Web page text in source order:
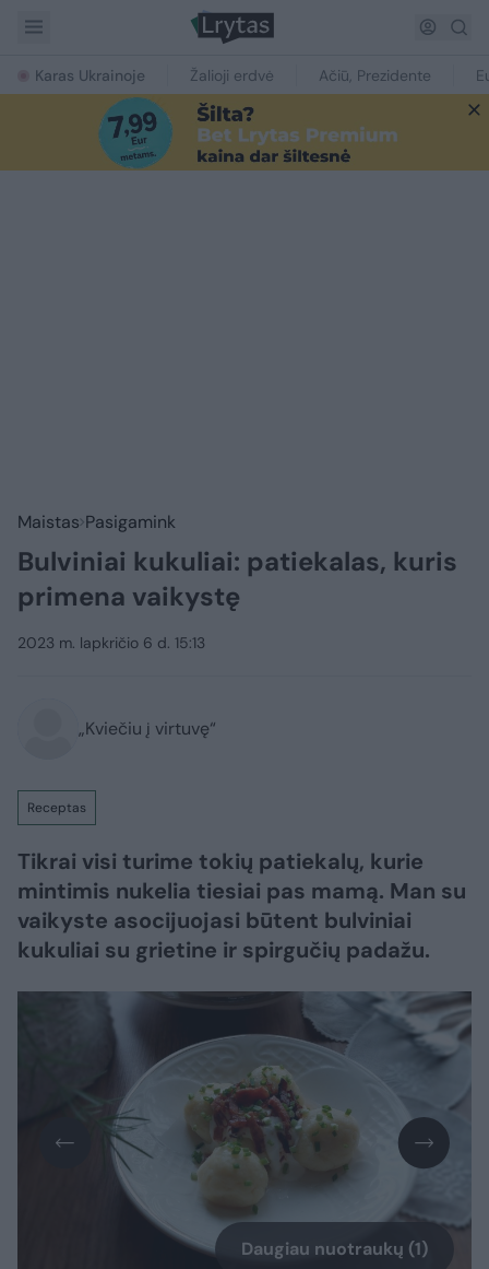
Karas Ukrainoje Žalioji erdvė Ačiū, Prezidente
Maistas Pasigamink
Bulviniai kukuliai: patiekalas, kuris
primena vaikystę
2023 m. lapkričio 6 d. 15:13
„Kviečiu į virtuvę“
Receptas
Tikrai visi turime tokių patiekalų, kurie
mintimis nukelia tiesiai pas mamą. Man su
vaikyste asocijuojasi būtent bulviniai
kukuliai su grietine ir spirgučių padažu.
Daugiau nuotraukų (1)